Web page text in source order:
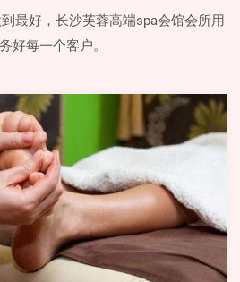
最好，长沙芙蓉高端spa会馆会所用
好每一个客户。